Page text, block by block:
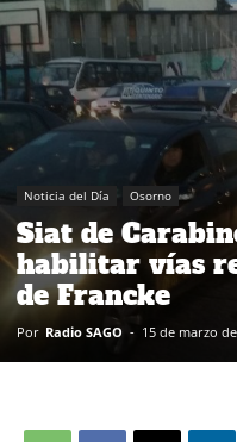
Noticia del Día Osorno
Siat de
habilitar vías
de Francke
Por Radio SAGO - 15 de marzo